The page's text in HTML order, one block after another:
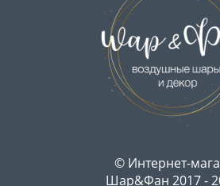
© Интернет-
Шар&Фан 2017 -